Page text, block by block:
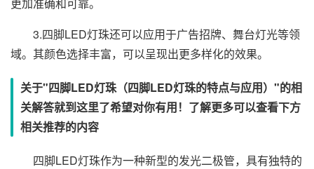
3.四脚LED灯珠还可以应用于广告招牌、舞台灯光等领
域。其颜色选择丰富，可以呈现出更多样化的效果。
关于"四脚LED灯珠（四脚LED灯珠的特点与应用）"的相
关解答就到这里了希望对你有用！了解更多可以查看下方
相关推荐的内容
四脚LED灯珠作为一种新型的发光二极管，具有独特的